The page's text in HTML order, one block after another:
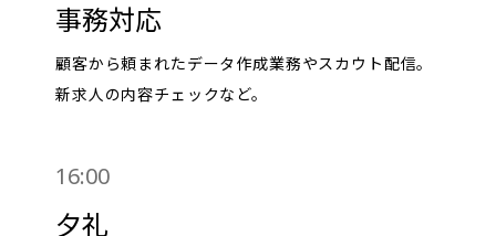
事務対応
顧客から頼まれたデータ作成業務やスカウト配信。
新求人の内容チェックなど。
16:00
夕礼